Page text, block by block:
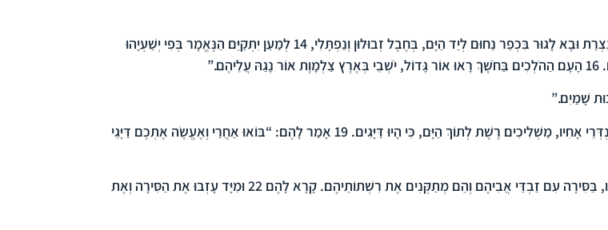
וּבָא לָגוּר בִּכְפַר נַחוּם לְיַד הַיָּם, בְּחֶבֶל זְבוּלוּן וְנַפְתָּלִי, 14 לְמַעַן יִתְקַיֵּם הַנֶּאֱמָר בְּפִי יְשַׁעְיָהוּ
16 הָעָם הַהֹלְכִים בַּחֹשֶׁךְ רָאוּ אוֹר גָּדוֹל, יֹשְׁבֵי בְּאֶרֶץ צַלְמָוֶת אוֹר נָגַהּ עֲלֵיהֶם.”
שָׁמַיִם.”
אָחִיו, מַשְׁלִיכִים רֶשֶׁת לְתוֹךְ הַיָּם, כִּי הָיוּ דַּיָּגִים. 19 אָמַר לָהֶם: “בּוֹאוּ אַחֲרַי וְאֶעֱשֶׂה אֶתְכֶם דַּיָּגֵי
בַּסִּירָה עִם זַבְדַּי אֲבִיהֶם וְהֵם מְתַקְּנִים אֶת רִשְׁתוֹתֵיהֶם. קָרָא לָהֶם 22וּמִיָּד עָזְבוּ אֶת הַסִּירָה וְאֶת